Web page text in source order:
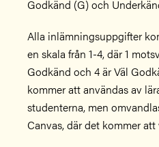
Godkänd (G) och
Alla inlämningsuppgifter
en skala från 1-4, där 1
Godkänd och 4 är Väl
kommer att användas av
studenterna, men
Canvas, där det kommer att